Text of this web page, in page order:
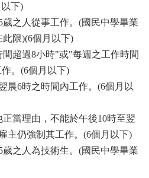
下)
之人從事工作。(國民中學畢業
限)(6個月以下)
超過8小時"或"每週之工作時間
。(6個月以下)
晨6時之時間內工作。(6個月以
當理由，不能於午後10時至翌
主仍強制其工作。(6個月以下)
之人為技術生。(國民中學畢業